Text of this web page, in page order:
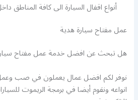
أنواع اقفال السيارة الى كافة المناطق
عمل مفتاح سيارة هدية
هل تبحث عن افضل خدمة عمل مفتاح
نوفر لكم افضل عمال يعملون في صب
انواعه ونقوم أيضا في برمجة الريموت